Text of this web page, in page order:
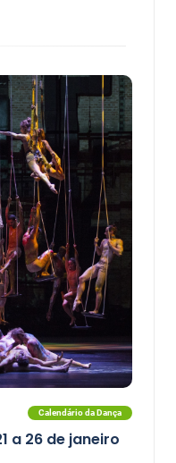
Calendário da Dança
a 26 de janeiro